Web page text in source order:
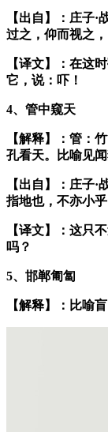
【出自】：庄子
过之，仰而视之，
【译文】：在这
它，说：吓！
4、管中窥天
【解释】：管：
孔看天。比喻见
【出自】：庄子
指地也，不亦小
【译文】：这只
吗？
5、邯郸匍匐
【解释】：比喻